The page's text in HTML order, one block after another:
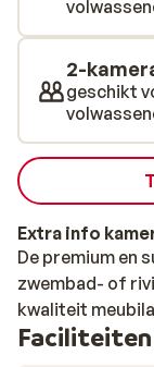
2-
geschikt
Extra info
De premium en
zwembad- of
kwaliteit
Faciliteiten